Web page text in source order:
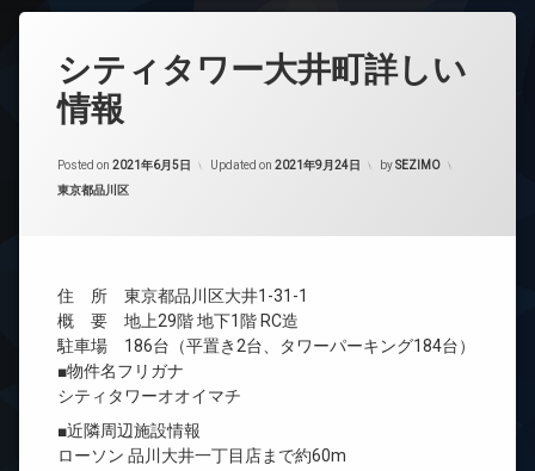
シティタワー大井町詳しい
情報
Posted on 2021年6月5日 Updated on 2021年9月24日 bySEZIMO
カテゴリー:
東京都品川区
住 所 東京都品川区大井1-31-1
概 要 地上29階 地下1階 RC造
駐車場 186台（平置き2台、タワーパーキング184台）
■物件名フリガナ
シティタワーオオイマチ
■近隣周辺施設情報
ローソン 品川大井一丁目店まで約60m